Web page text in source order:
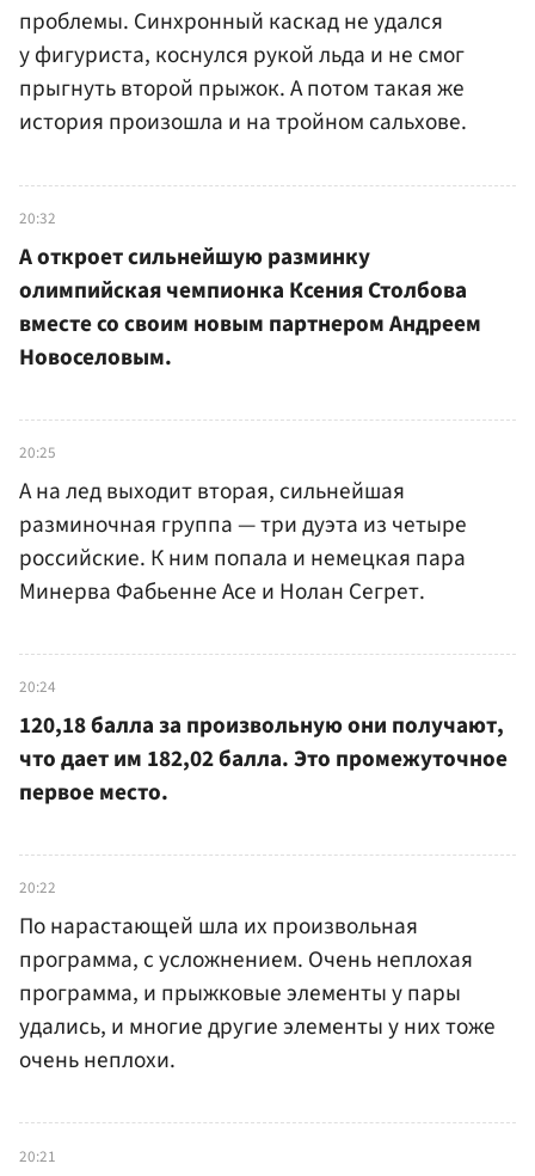
проблемы. Синхронный каскад не удался
у фигуриста, коснулся рукой льда и не смог
прыгнуть второй прыжок. А потом такая же
история произошла и на тройном сальхове.
20:32
А откроет сильнейшую разминку
олимпийская чемпионка Ксения Столбова
вместе со своим новым партнером Андреем
Новоселовым.
20:25
А на лед выходит вторая, сильнейшая
разминочная группа — три дуэта из четыре
российские. К ним попала и немецкая пара
Минерва Фабьенне Асе и Нолан Сегрет.
20:24
120,18 балла за произвольную они получают,
что дает им 182,02 балла. Это промежуточное
первое место.
20:22
По нарастающей шла их произвольная
программа, с усложнением. Очень неплохая
программа, и прыжковые элементы у пары
удались, и многие другие элементы у них тоже
очень неплохи.
20:21